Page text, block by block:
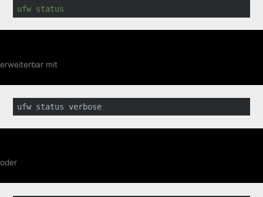
ufw status
erweiterbar mit
ufw status verbose
oder